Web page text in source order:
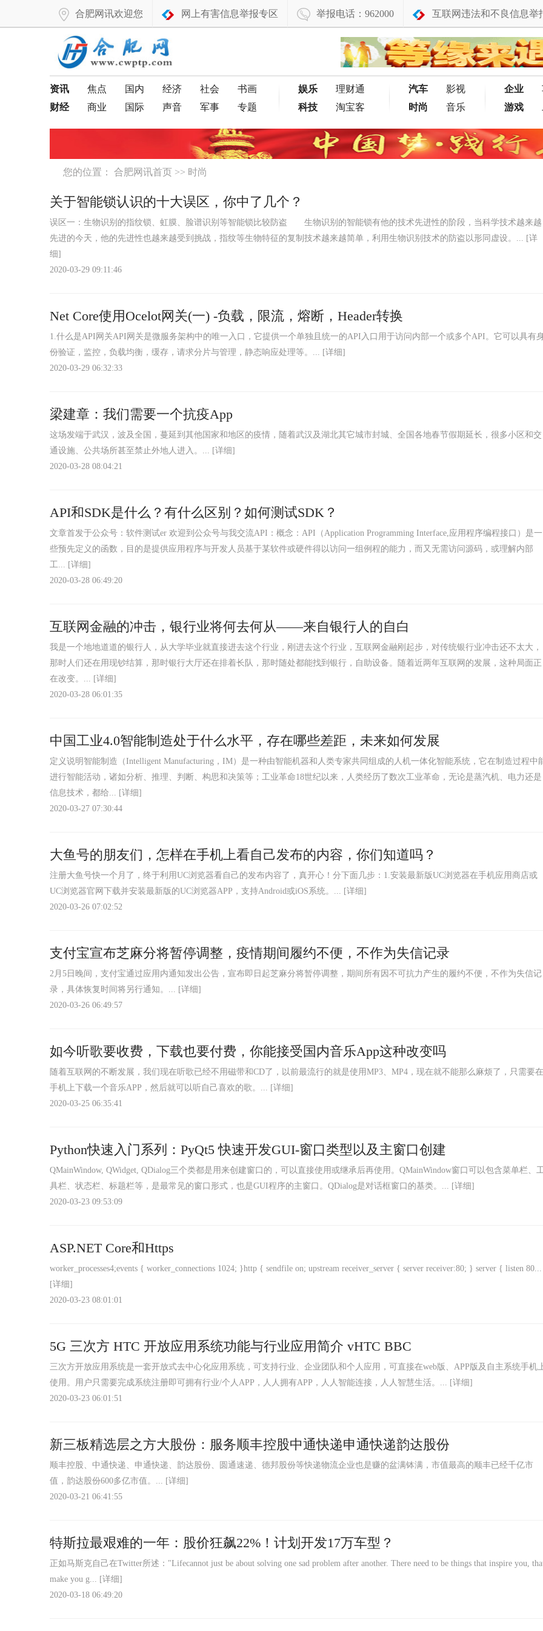
合肥网讯欢迎您 网上有害信息举报专区 举报电话：962000 互联网违法和不良信息举
资讯 焦点 国内 经济 社会
书画
财经
商业 国际 声音 军事 专题
娱乐
理财通
科技
淘宝客
汽车
影视
时尚
音乐
企业
游戏
您的位置： 合肥网讯首页 >> 时尚
关于智能锁认识的十大误区，你中了几个？
误区一：生物识别的指纹锁、虹膜、脸谱识别等智能锁比较防盗 生物识别的智能锁有他的技术先进性的阶段，当科学技术越来越
先进的今天，他的先进性也越来越受到挑战，指纹等生物特征的复制技术越来越简单，利用生物识别技术的防盗以形同虚设。... [详
细]
2020-03-29 09:11:46
Net Core使用Ocelot网关(一) -负载，限流，熔断，Header转换
1.什么是API网关API网关是微服务架构中的唯一入口，它提供一个单独且统一的API入口用于访问内部一个或多个API。它可以具有
份验证，监控，负载均衡，缓存，请求分片与管理，静态响应处理等。... [详细]
2020-03-29 06:32:33
梁建章：我们需要一个抗疫App
这场发端于武汉，波及全国，蔓延到其他国家和地区的疫情，随着武汉及湖北其它城市封城、全国各地春节假期延长，很多小区和交
通设施、公共场所甚至禁止外地人进入。... [详细]
2020-03-28 08:04:21
API和SDK是什么？有什么区别？如何测试SDK？
文章首发于公众号：软件测试er 欢迎到公众号与我交流API：概念：API（Application Programming Interface,应用程序编程接口）是一
些预先定义的函数，目的是提供应用程序与开发人员基于某软件或硬件得以访问一组例程的能力，而又无需访问源码，或理解内部
工... [详细]
2020-03-28 06:49:20
互联网金融的冲击，银行业将何去何从——来自银行人的自白
我是一个地地道道的银行人，从大学毕业就直接进去这个行业，刚进去这个行业，互联网金融刚起步，对传统银行业冲击还不太大，
那时人们还在用现钞结算，那时银行大厅还在排着长队，那时随处都能找到银行，自助设备。随着近两年互联网的发展，这种局面正
在改变。... [详细]
2020-03-28 06:01:35
中国工业4.0智能制造处于什么水平，存在哪些差距，未来如何发展
定义说明智能制造（Intelligent Manufacturing，IM）是一种由智能机器和人类专家共同组成的人机一体化智能系统，它在制造过程中
进行智能活动，诸如分析、推理、判断、构思和决策等；工业革命18世纪以来，人类经历了数次工业革命，无论是蒸汽机、电力还是
信息技术，都给... [详细]
2020-03-27 07:30:44
大鱼号的朋友们，怎样在手机上看自己发布的内容，你们知道吗？
注册大鱼号快一个月了，终于利用UC浏览器看自己的发布内容了，真开心！分下面几步：1.安装最新版UC浏览器在手机应用商店或
UC浏览器官网下载并安装最新版的UC浏览器APP，支持Android或iOS系统。... [详细]
2020-03-26 07:02:52
支付宝宣布芝麻分将暂停调整，疫情期间履约不便，不作为失信记录
2月5日晚间，支付宝通过应用内通知发出公告，宣布即日起芝麻分将暂停调整，期间所有因不可抗力产生的履约不便，不作为失信记
录，具体恢复时间将另行通知。... [详细]
2020-03-26 06:49:57
如今听歌要收费，下载也要付费，你能接受国内音乐App这种改变吗
​随着互联网的不断发展，我们现在听歌已经不用磁带和CD了，以前最流行的就是使用MP3、MP4，现在就不能那么麻烦了，只需要在
手机上下载一个音乐APP，然后就可以听自己喜欢的歌。... [详细]
2020-03-25 06:35:41
Python快速入门系列：PyQt5 快速开发GUI-窗口类型以及主窗口创建
QMainWindow, QWidget, QDialog三个类都是用来创建窗口的，可以直接使用或继承后再使用。QMainWindow窗口可以包含菜单栏、
具栏、状态栏、标题栏等，是最常见的窗口形式，也是GUI程序的主窗口。QDialog是对话框窗口的基类。... [详细]
2020-03-23 09:53:09
ASP.NET Core和Https
worker_processes4;events { worker_connections 1024; }http { sendfile on; upstream receiver_server { server receiver:80; } server { listen 80...
[详细]
2020-03-23 08:01:01
5G 三次方 HTC 开放应用系统功能与行业应用简介 vHTC BBC
三次方开放应用系统是一套开放式去中心化应用系统，可支持行业、企业团队和个人应用，可直接在web版、APP版及自主系统手机
使用。用户只需要完成系统注册即可拥有行业/个人APP，人人拥有APP，人人智能连接，人人智慧生活。... [详细]
2020-03-23 06:01:51
新三板精选层之方大股份：服务顺丰控股中通快递申通快递韵达股份
顺丰控股、中通快递、申通快递、韵达股份、圆通速递、德邦股份等快递物流企业也是赚的盆满钵满，市值最高的顺丰已经千亿市
值，韵达股份600多亿市值。... [详细]
2020-03-21 06:41:55
特斯拉最艰难的一年：股价狂飙22%！计划开发17万车型？
正如马斯克自己在Twitter所述："Lifecannot just be about solving one sad problem after another. There need to be things that inspire you,
make you g... [详细]
2020-03-18 06:49:20